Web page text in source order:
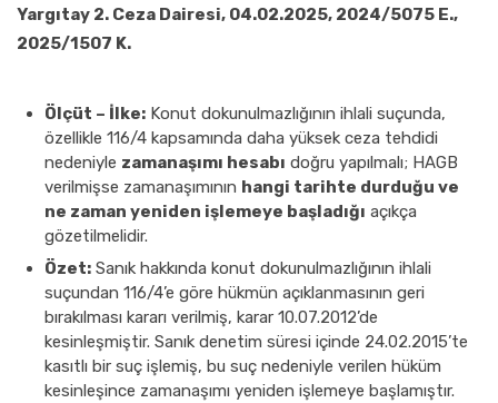
Yargıtay 2. Ceza Dairesi, 04.02.2025, 2024/5075 E.,
2025/1507 K.
Ölçüt – İlke: Konut dokunulmazlığının ihlali suçunda,
özellikle 116/4 kapsamında daha yüksek ceza tehdidi
nedeniyle zamanaşımı hesabı doğru yapılmalı; HAGB
verilmişse zamanaşımının hangi tarihte durduğu ve
ne zaman yeniden işlemeye başladığı açıkça
gözetilmelidir.
Özet: Sanık hakkında konut dokunulmazlığının ihlali
suçundan 116/4’e göre hükmün açıklanmasının geri
bırakılması kararı verilmiş, karar 10.07.2012’de
kesinleşmiştir. Sanık denetim süresi içinde 24.02.2015’te
kasıtlı bir suç işlemiş, bu suç nedeniyle verilen hüküm
kesinleşince zamanaşımı yeniden işlemeye başlamıştır.